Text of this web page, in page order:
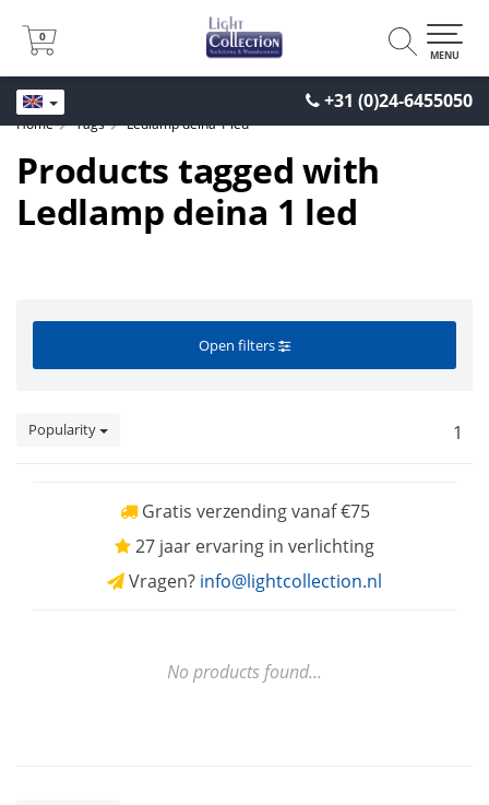
+31 (0)24-6455050
0
0
MENU
Home Tags Ledlamp deina 1 led
Products tagged with
Ledlamp deina 1 led
Open filters
Popularity 1
Gratis verzending vanaf €75
27 jaar ervaring in verlichting
Vragen? info@lightcollection.nl
No products found...